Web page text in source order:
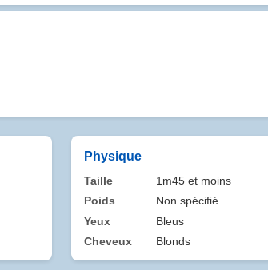
Physique
Taille
1m45 et moins
Poids
Non spécifié
Yeux
Bleus
Cheveux
Blonds